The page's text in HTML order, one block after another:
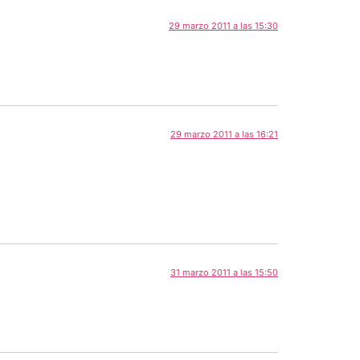
29 marzo 2011 a las 15:30
29 marzo 2011 a las 16:21
31 marzo 2011 a las 15:50